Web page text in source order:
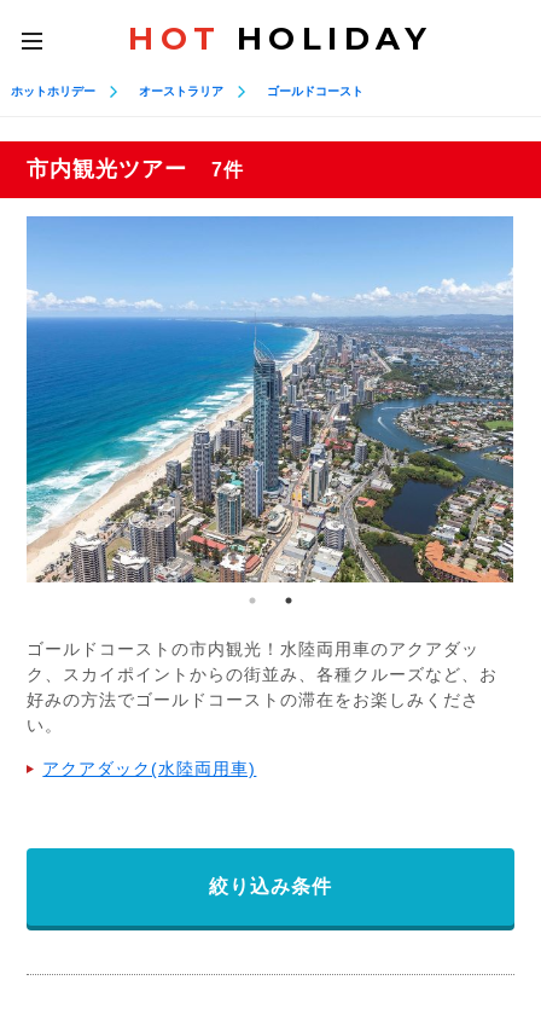
toggle
navigation
HOT HOLIDAY
ホットホリデー オーストラリア ゴールドコースト
市内観光ツアー 7件
ゴールドコーストの市内観光！水陸両用車のアクアダッ
ク、スカイポイントからの街並み、各種クルーズなど、お
好みの方法でゴールドコーストの滞在をお楽しみくださ
い。
アクアダック(水陸両用車)
絞り込み条件